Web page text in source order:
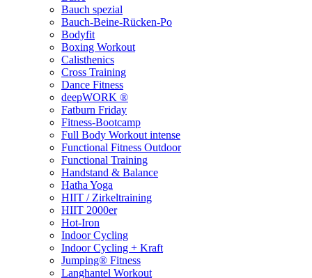
Bauch spezial
Bauch-Beine-Rücken-Po
Bodyfit
Boxing Workout
Calisthenics
Cross Training
Dance Fitness
deepWORK ®
Fatburn Friday
Fitness-Bootcamp
Full Body Workout intense
Functional Fitness Outdoor
Functional Training
Handstand & Balance
Hatha Yoga
HIIT / Zirkeltraining
HIIT 2000er
Hot-Iron
Indoor Cycling
Indoor Cycling + Kraft
Jumping® Fitness
Langhantel Workout